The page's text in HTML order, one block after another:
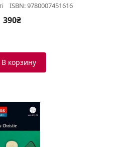
ISBN: 9780007451616
390₴
В корзину